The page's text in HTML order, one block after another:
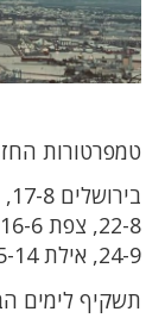
טמפרטורות
24-9, אילת 25-14 מעלות
תשקיף לימים